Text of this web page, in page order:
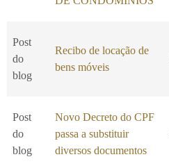
Post
do
blog
Recibo de locação de
bens móveis
Post
do
blog
Novo Decreto do CPF
passa a substituir
diversos documentos